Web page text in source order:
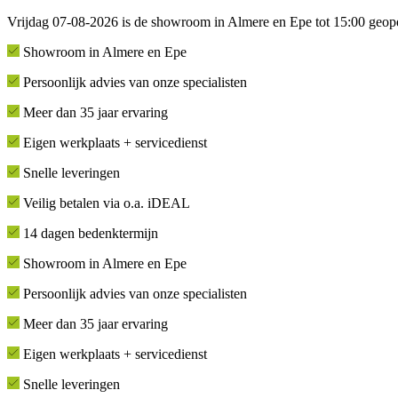
Vrijdag 07-08-2026 is de showroom in Almere en Epe tot 15:00
Showroom in Almere en Epe
Persoonlijk advies van onze specialisten
Meer dan 35 jaar ervaring
Eigen werkplaats + servicedienst
Snelle leveringen
Veilig betalen via o.a. iDEAL
14 dagen bedenktermijn
Showroom in Almere en Epe
Persoonlijk advies van onze specialisten
Meer dan 35 jaar ervaring
Eigen werkplaats + servicedienst
Snelle leveringen